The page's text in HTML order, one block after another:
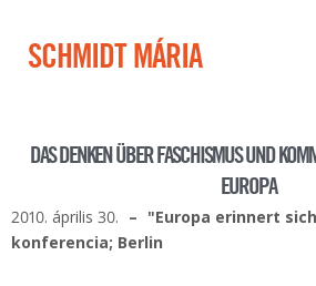
SCHMIDT MÁRIA
DAS DENKEN ÜBER FASCHISMUS UND
EUROPA
2010. április 30.
"Europa erinnert
konferencia; Berlin